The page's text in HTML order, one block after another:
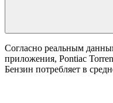
Согласно реальным
приложения, Pontiac
Бензин потребляет в